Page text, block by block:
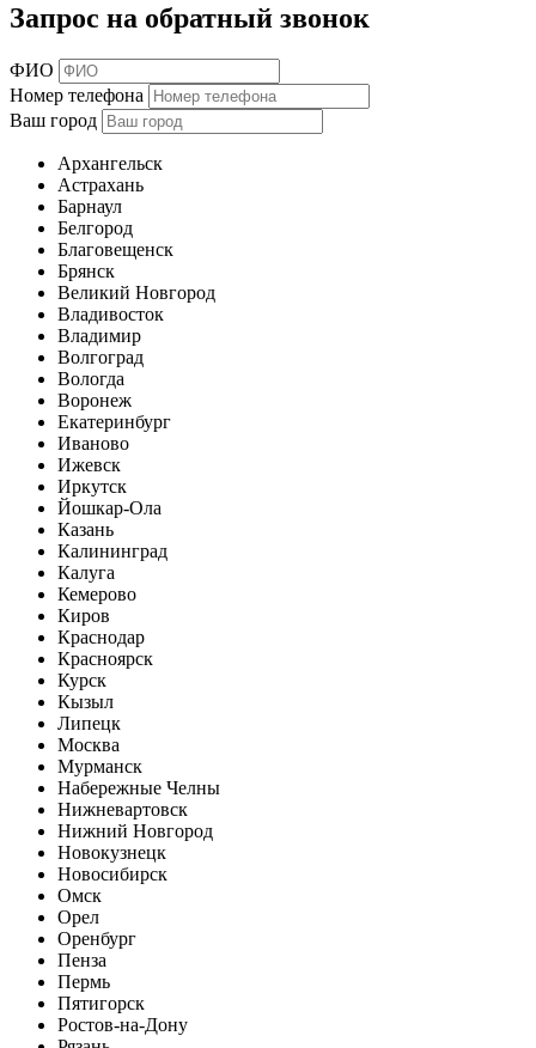
Запрос на обратный звонок
ФИО
Номер телефона
Ваш город
Архангельск
Астрахань
Барнаул
Белгород
Благовещенск
Брянск
Великий Новгород
Владивосток
Владимир
Волгоград
Вологда
Воронеж
Екатеринбург
Иваново
Ижевск
Иркутск
Йошкар-Ола
Казань
Калининград
Калуга
Кемерово
Киров
Краснодар
Красноярск
Курск
Кызыл
Липецк
Москва
Мурманск
Набережные Челны
Нижневартовск
Нижний Новгород
Новокузнецк
Новосибирск
Омск
Орел
Оренбург
Пенза
Пермь
Пятигорск
Ростов-на-Дону